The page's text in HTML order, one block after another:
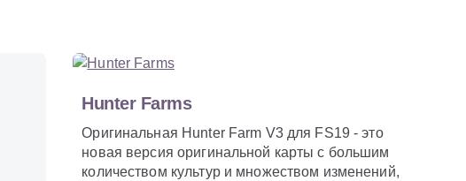
Hunter Farms
Оригинальная Hunter Farm V3 для FS19 - это
новая версия оригинальной карты с большим
количеством культур и множеством изменений,